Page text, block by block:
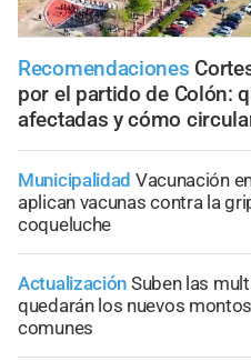
Recomendaciones
por el partido de Colón:
afectadas y cómo
Municipalidad Vacunación
aplican vacunas contra la
coqueluche
Actualización Suben las
quedarán los nuevos
comunes